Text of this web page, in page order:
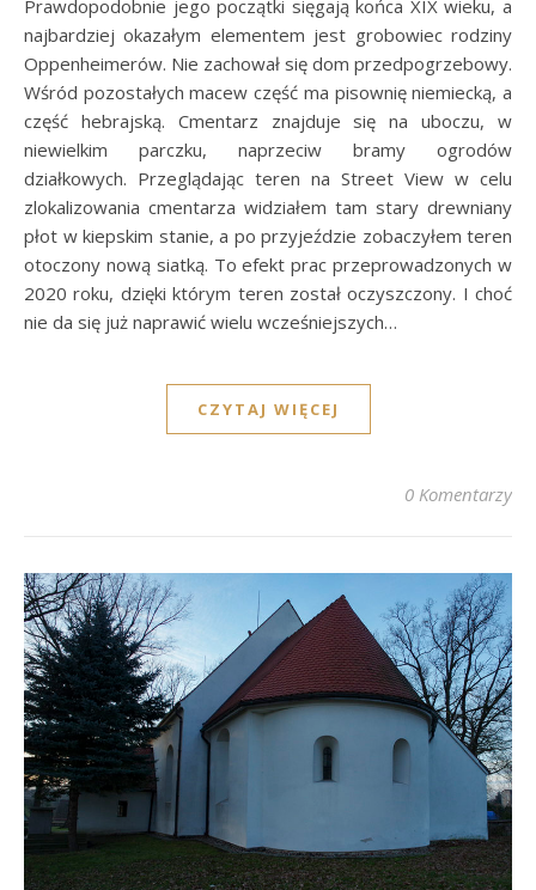
Prawdopodobnie jego początki sięgają końca XIX wieku, a
najbardziej okazałym elementem jest grobowiec rodziny
Oppenheimerów. Nie zachował się dom przedpogrzebowy.
Wśród pozostałych macew część ma pisownię niemiecką, a
część hebrajską. Cmentarz znajduje się na uboczu, w
niewielkim parczku, naprzeciw bramy ogrodów
działkowych. Przeglądając teren na Street View w celu
zlokalizowania cmentarza widziałem tam stary drewniany
płot w kiepskim stanie, a po przyjeździe zobaczyłem teren
otoczony nową siatką. To efekt prac przeprowadzonych w
2020 roku, dzięki którym teren został oczyszczony. I choć
nie da się już naprawić wielu wcześniejszych…
CZYTAJ WIĘCEJ
0 Komentarzy